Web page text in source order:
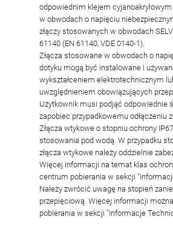
odpowiednim klejem
w obwodach o napięciu
złączy stosowanych w obwodach
61140 (EN 61140, VDE 0140-1).
Złącza stosowane w obwodach o
dotyku mogą być instalowane i
wykształceniem elektrotechnicznym
uwzględnieniem obowiązujących
Użytkownik musi podjąć odpowiednie
zapobiec przypadkowemu odłączeniu
Złącza wtykowe o stopniu ochrony
stosowania pod wodą. W przypadku
złącza wtykowe należy oddzielnie
Więcej informacji na temat klas
centrum pobierania w sekcji
Należy zwrócić uwagę na stopień
przepięciową. Więcej informacji
pobierania w sekcji "Informacje